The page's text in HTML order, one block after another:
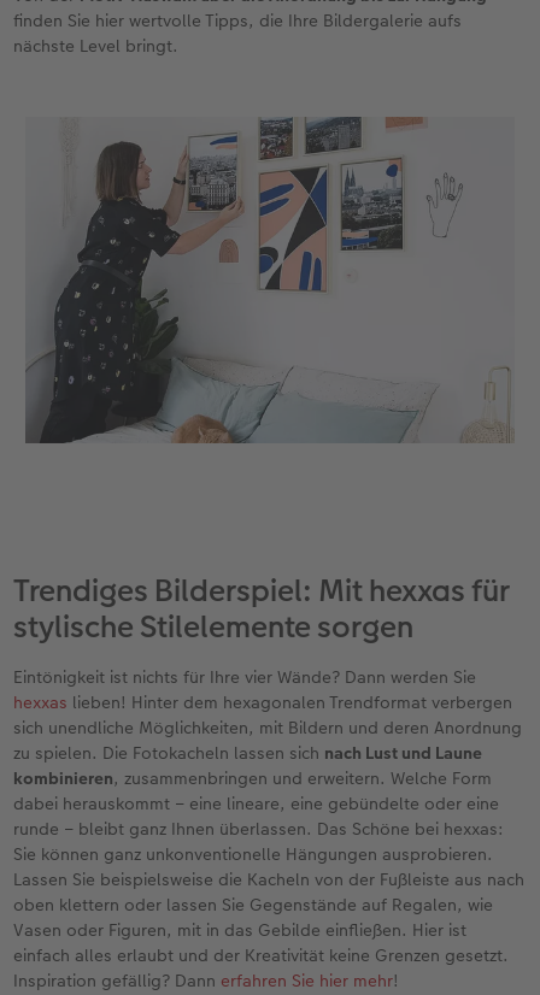
finden Sie hier wertvolle Tipps, die Ihre Bildergalerie aufs
nächste Level bringt.
Trendiges Bilderspiel: Mit hexxas für
stylische Stilelemente sorgen
Eintönigkeit ist nichts für Ihre vier Wände? Dann werden Sie
hexxas lieben! Hinter dem hexagonalen Trendformat verbergen
sich unendliche Möglichkeiten, mit Bildern und deren Anordnung
zu spielen. Die Fotokacheln lassen sich nach Lust und Laune
kombinieren, zusammenbringen und erweitern. Welche Form
dabei herauskommt – eine lineare, eine gebündelte oder eine
runde – bleibt ganz Ihnen überlassen. Das Schöne bei hexxas:
Sie können ganz unkonventionelle Hängungen ausprobieren.
Lassen Sie beispielsweise die Kacheln von der Fußleiste aus nach
oben klettern oder lassen Sie Gegenstände auf Regalen, wie
Vasen oder Figuren, mit in das Gebilde einfließen. Hier ist
einfach alles erlaubt und der Kreativität keine Grenzen gesetzt.
Inspiration gefällig? Dann erfahren Sie hier mehr!